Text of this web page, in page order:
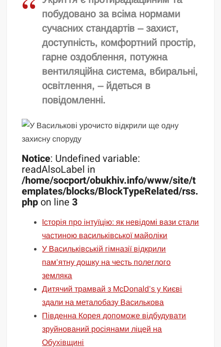
побудовано за всіма нормами
сучасних стандартів – захист,
доступність, комфортний простір,
гарне оздоблення, потужна
вентиляційна система, вбиральні,
освітлення, – йдеться в
повідомленні.
Notice: Undefined variable:
readAlsoLabel in
/home/socport/obukhiv.info/www/site/t
emplates/blocks/BlockTypeRelated/rss.
php on line3
Історія про інтуїцію: як невідомі вази стали
частиною васильківської майоліки
У Васильківській гімназії відкрили
пам’ятну дошку на честь полеглого
земляка
Дитячий трамвай з McDonald’s у Києві
здали на металобазу Василькова
Південна Корея допоможе відбудувати
зруйнований росіянами ліцей на
Обухівщині